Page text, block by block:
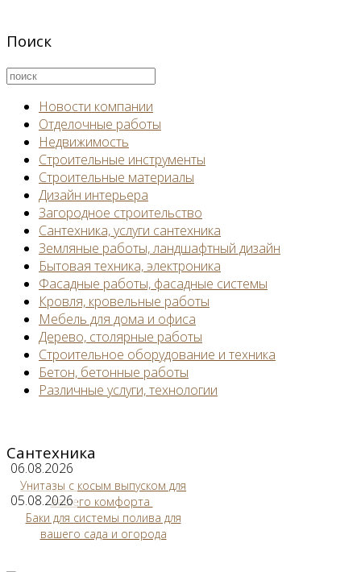
Поиск
Новости компании
Отделочные работы
Недвижимость
Строительные инструменты
Строительные материалы
Дизайн интерьера
Загородное строительство
Сантехника, услуги сантехника
Земляные работы, ландшафтный дизайн
Бытовая техника, электроника
Фасадные работы, фасадные системы
Кровля, кровельные работы
Мебель для дома и офиса
Дерево, столярные работы
Строительное оборудование и техника
Бетон, бетонные работы
Различные услуги, технологии
Сантехника
06.08.2026
Унитазы с косым выпуском для
вашего комфорта
05.08.2026
Баки для системы полива для
вашего сада и огорода